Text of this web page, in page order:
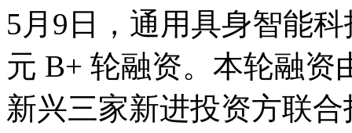
5月9日，通用具身智能
元 B+ 轮融资。本轮融资
新兴三家新进投资方联